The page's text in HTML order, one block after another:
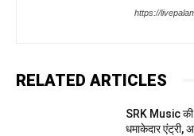
https://
RELATED ARTICLES
SRK Music
धमाकेदार एंट्री,